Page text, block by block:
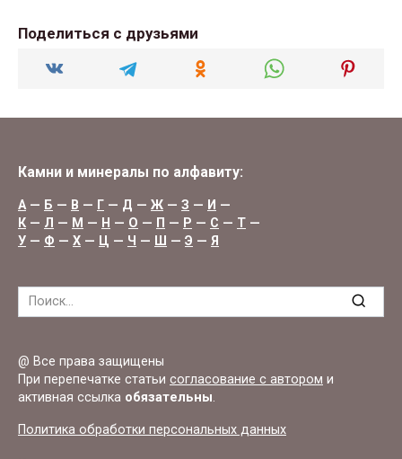
Поделиться с друзьями
Камни и минералы по алфавиту:
А— Б — В — Г — Д — Ж — З — И —
К — Л — М — Н — О — П — Р — С — Т —
У — Ф — Х — Ц — Ч — Ш — Э — Я
Search
@ Все права защищены
При перепечатке статьи согласование с автором и
активная ссылка обязательны.
Политика обработки персональных данных